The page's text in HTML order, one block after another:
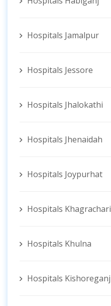
Hospitals Jamalpur
Hospitals Jessore
Hospitals Jhalokathi
Hospitals Jhenaidah
Hospitals Joypurhat
Hospitals Khagrachari
Hospitals Khulna
Hospitals Kishoreganj